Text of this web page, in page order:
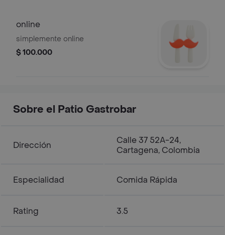
online
simplemente online
$ 100.000
Sobre el Patio Gastrobar
Dirección
Calle 37 52A-24,
Cartagena, Colombia
Especialidad Comida Rápida
Rating 3.5